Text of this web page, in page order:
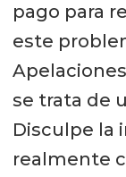
pago para
este
se trata de
Disculpe la
realmente